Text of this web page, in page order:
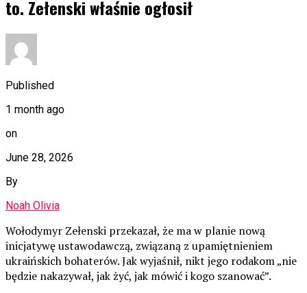
to. Zełenski właśnie ogłosił
Published
1 month ago
on
June 28, 2026
By
Noah Olivia
Wołodymyr Zełenski przekazał, że ma w planie nową
inicjatywę ustawodawczą, związaną z upamiętnieniem
ukraińskich bohaterów. Jak wyjaśnił, nikt jego rodakom „nie
będzie nakazywał, jak żyć, jak mówić i kogo szanować”.